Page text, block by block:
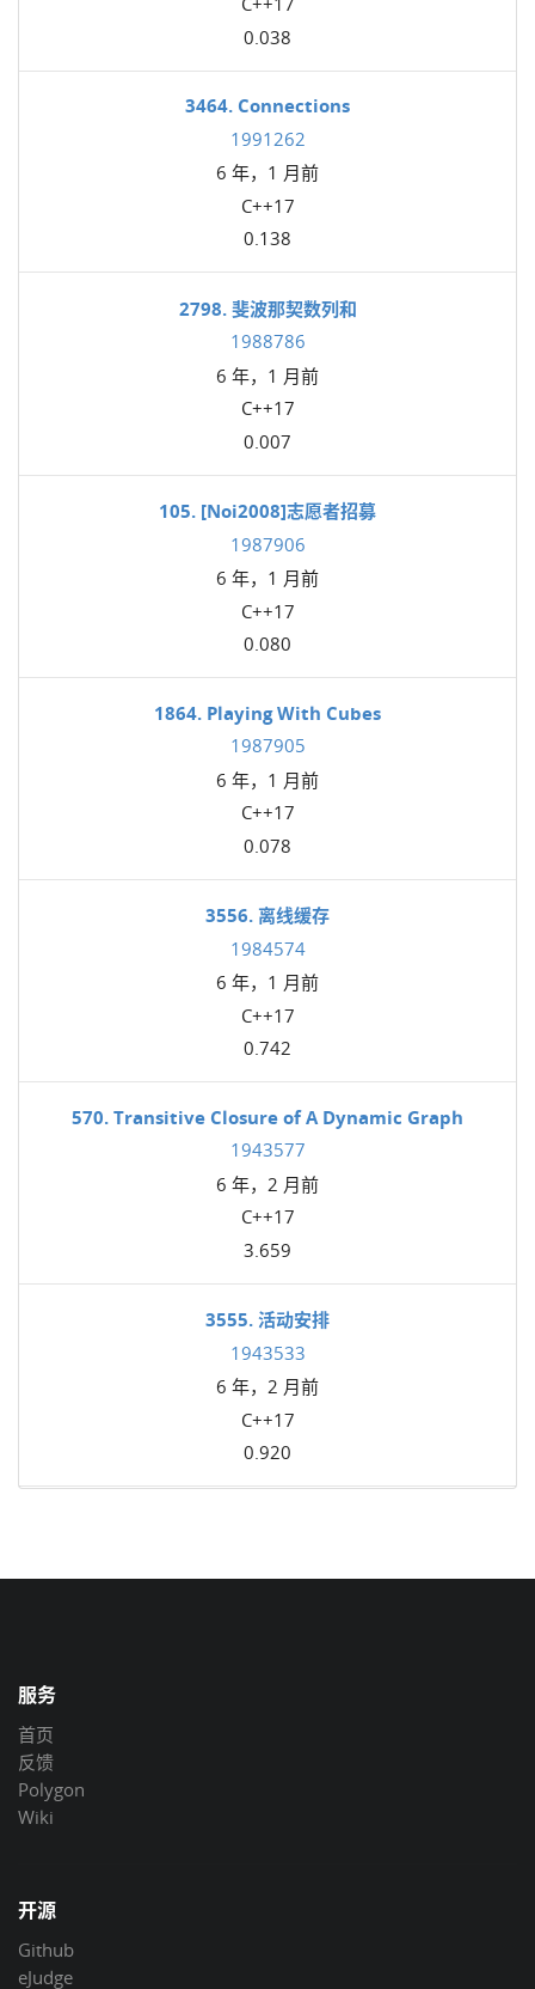
0.038
3464. Connections
1991262
6 年，1 月前
C++17
0.138
2798. 斐波那契数列和
1988786
6 年，1 月前
C++17
0.007
105. [Noi2008]志愿者招募
1987906
6 年，1 月前
C++17
0.080
1864. Playing With Cubes
1987905
6 年，1 月前
C++17
0.078
3556. 离线缓存
1984574
6 年，1 月前
C++17
0.742
570. Transitive Closure of A Dynamic Graph
1943577
6 年，2 月前
C++17
3.659
3555. 活动安排
1943533
6 年，2 月前
C++17
0.920
服务
首页
反馈
Polygon
Wiki
开源
Github
eJudge